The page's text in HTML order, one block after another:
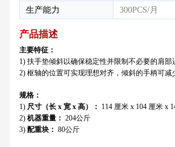
生产能力
300PCS/月
产品描述
主要特征：
1) 扶手垫倾斜以确保稳定性并限制不必要的肩部
2) 枢轴的位置可实现理想对齐，倾斜的手柄可减
规格：
1) 尺寸（长 x 宽 x 高）： 114 厘米 x 104 厘米 x
2) 机器重量： 204公斤
3) 配重块： 80公斤